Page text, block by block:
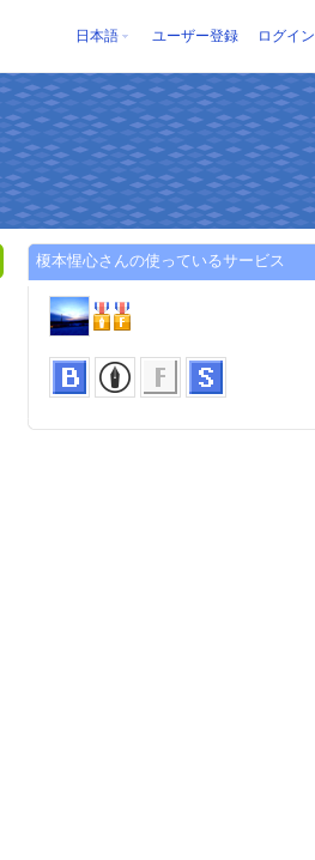
日本語 ユーザー登録 ログイン
榎本惺心さんの使っているサービス